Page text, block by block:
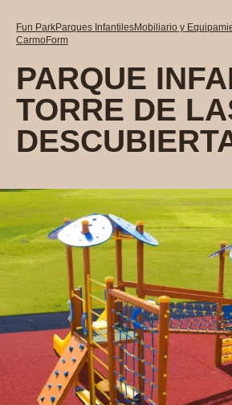
Fun ParkParques InfantilesMobiliario y
CarmoForm
PARQUE
TORRE DE